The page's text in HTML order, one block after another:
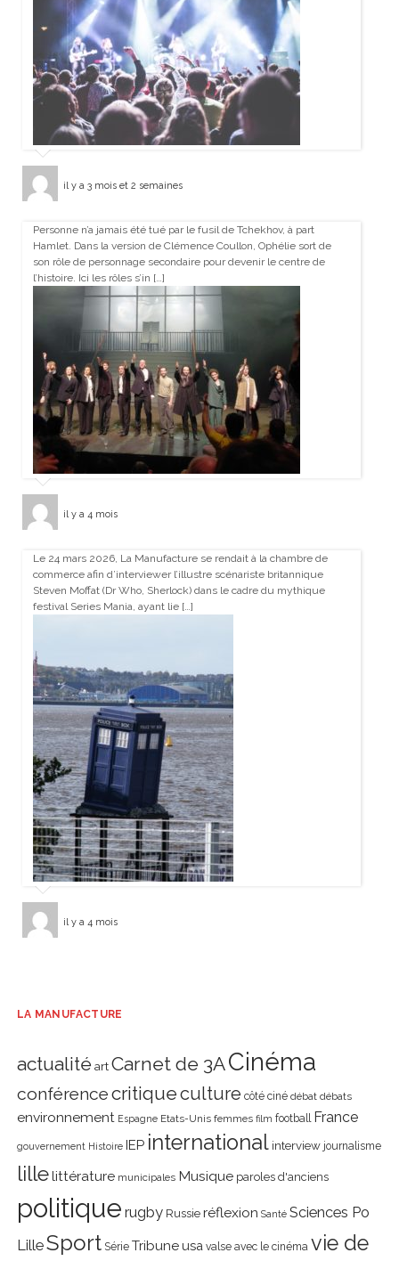
il y a 3 mois et 2 semaines
Personne n’a jamais été tué par le fusil de Tchekhov, à part
Hamlet. Dans la version de Clémence Coullon, Ophélie sort de
son rôle de personnage secondaire pour devenir le centre de
l’histoire. Ici les rôles s’in […]
il y a 4 mois
Le 24 mars 2026, La Manufacture se rendait à la chambre de
commerce afin d’interviewer l’illustre scénariste britannique
Steven Moffat (Dr Who, Sherlock) dans le cadre du mythique
festival Series Mania, ayant lie […]
il y a 4 mois
LA MANUFACTURE
actualité art Carnet de 3ACinéma
conférencecritiqueculture côté ciné débat débats
environnement Espagne Etats-Unis femmes film football France
gouvernement Histoire IEP international interview journalisme
lillelittérature municipales Musique paroles d'anciens
politique rugby Russie réflexion Santé Sciences Po
LilleSport Série Tribune usa valse avec le cinéma vie de